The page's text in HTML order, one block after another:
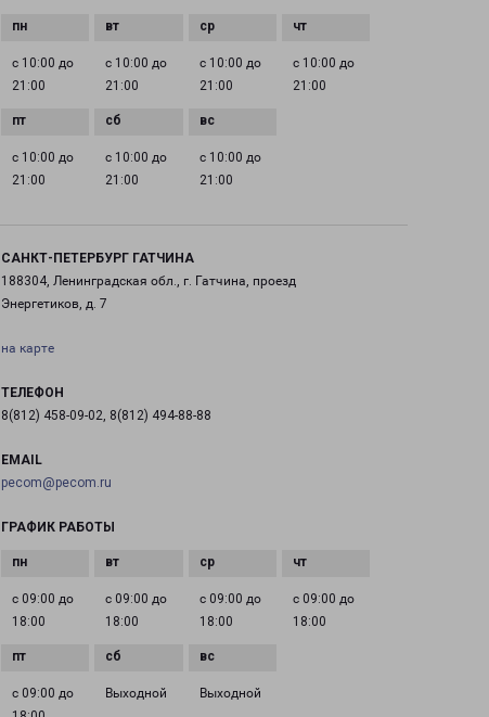
с 10:00 до
21:00
с 10:00 до
21:00
с 10:00 до
21:00
с 10:00 до
21:00
с 10:00 до
21:00
с 10:00 до
21:00
с 10:00 до
21:00
САНКТ-ПЕТЕРБУРГ ГАТЧИНА
188304, Ленинградская обл., г. Гатчина, проезд
Энергетиков, д. 7
на карте
ТЕЛЕФОН
8(812) 458-09-02, 8(812) 494-88-88
EMAIL
pecom@pecom.ru
ГРАФИК РАБОТЫ
с 09:00 до
18:00
с 09:00 до
18:00
с 09:00 до
18:00
с 09:00 до
18:00
с 09:00 до
Выходной Выходной